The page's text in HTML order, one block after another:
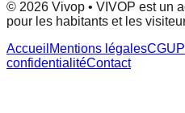
© 2026 Vivop • VIVOP est un
pour les habitants et les
Accueil Mentions légalesCGU
confidentialitéContact